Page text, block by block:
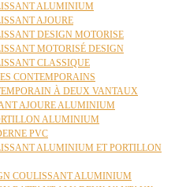
ALUMINIUM
AJOURE
DESIGN MOTORISE
MOTORISÉ DESIGN
CLASSIQUE
CONTEMPORAINS
À DEUX VANTAUX
AJOURE ALUMINIUM
ALUMINIUM
PVC
ALUMINIUM ET PORTILLON
COULISSANT ALUMINIUM